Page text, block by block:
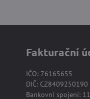
Fakturační
IČO: 76165655
DIČ: CZ8409250190
Bankovní spojení: